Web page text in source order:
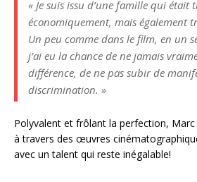
« Je suis issu d’une famille qui était
économiquement, mais également
Un peu comme dans le film, en un
j’ai eu la chance de ne jamais
différence, de ne pas subir de
discrimination. »
Polyvalent et frôlant la perfection,
à travers des œuvres
avec un talent qui reste inégalable!